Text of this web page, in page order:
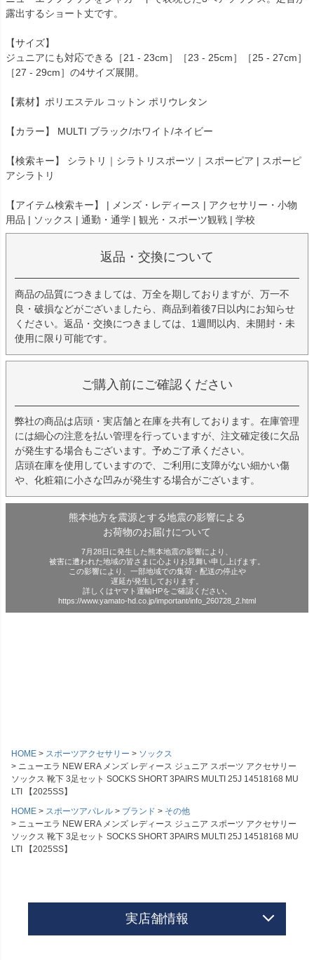
露出するショート丈です。
【サイズ】
ジュニアにも対応できる［21 - 23cm］［23 - 25cm］［25 - 27cm］
［27 - 29cm］の4サイズ展開。
【素材】ポリエステル コットン ポリウレタン
【カラー】 MULTI ブラック/ホワイト/ネイビー
【検索キー】 シラトリ｜シラトリスポーツ｜スポーピア | スポーピ
アシラトリ
【アイテム検索キー】 | メンズ・レディース | アクセサリー・小物
用品 | ソックス | 通勤・通学 | 観光・スポーツ観戦 | 学校
返品・交換について
商品の品質につきましては、万全を期しておりますが、万一不
良・破損などがございましたら、商品到着後7日以内にお知らせ
ください。返品・交換につきましては、1週間以内、未開封・未
使用に限り可能です。
ご購入前にご確認ください
弊社の商品は店頭・実店舗と在庫を共有しております。在庫管理
には細心の注意を払い管理を行っていますが、注文確定後に欠品
が発生する場合もございます。予めご了承ください。
店頭在庫を使用していますので、ご利用に支障がない細かい傷
や、化粧箱に小さな凹みが発生する場合がございます。
熊本地方を震源とする地震の影響による
お荷物のお届けについて
7月28日に発生した熊本地震の影響により、
被害に遭われた地域の皆さまに心よりお見舞い申し上げます。
この影響により、一部地域での集荷・配送の停止や
遅延が発生しております。
詳しくはヤマト運輸HPをご確認ください。
https://www.yamato-hd.co.jp/important/info_260728_2.html
HOME スポーツアクセサリー
ソックス
ニューエラ NEW ERA メンズ レディース ジュニア スポーツ アクセサリー
ソックス 靴下 3足セット SOCKS SHORT 3PAIRS MULTI 25J 14518168 MU
LTI 【2025SS】
HOME
スポーツアパレル ブランド
その他
ニューエラ NEW ERA メンズ レディース ジュニア スポーツ アクセサリー
ソックス 靴下 3足セット SOCKS SHORT 3PAIRS MULTI 25J 14518168 MU
LTI 【2025SS】
実店舗情報